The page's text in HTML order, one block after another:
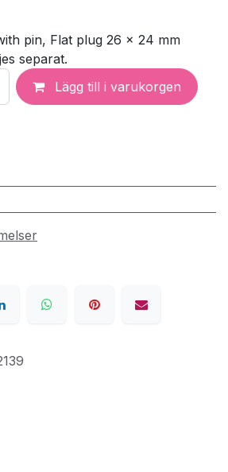
pin, Flat plug 26 x 24 mm
separat.
Lägg till i varukorgen